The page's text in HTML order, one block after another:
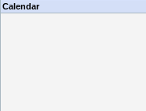
Calendar